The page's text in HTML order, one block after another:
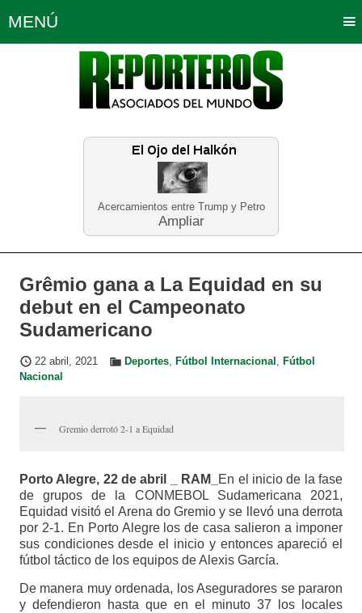
Acercamientos entre Trump y Petro
Ampliar
MENÚ
Política Opinión Bogotá
Planeta Tierra Deportes
Educación Neira
Grêmio gana a La Equidad en su
debut en el Campeonato
Sudamericano
22 abril, 2021 Deportes, Fútbol Internacional , Fútbol
Nacional
Gremio derrotó 2-1 a Equidad
Porto Alegre, 22 de abril _ RAM_
En el inicio de la fase
de grupos de la CONMEBOL Sudamericana 2021,
Equidad visitó el Arena do Gremio y se llevó una derrota
por 2-1. En Porto Alegre los de casa salieron a imponer
sus condiciones desde el inicio y entonces apareció el
fútbol táctico de los equipos de Alexis García.
De manera muy ordenada, los Aseguradores se pararon
y defendieron hasta que en el minuto 37 los locales